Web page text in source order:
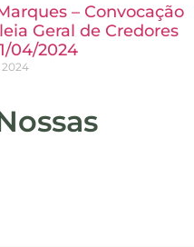
– Convocação
Geral de Credores
04/2024